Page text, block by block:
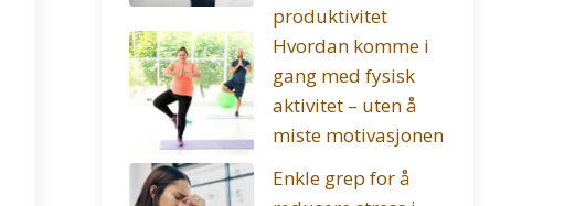
produktivitet
Hvordan komme i
gang med fysisk
aktivitet – uten å
miste motivasjonen
Enkle grep for å